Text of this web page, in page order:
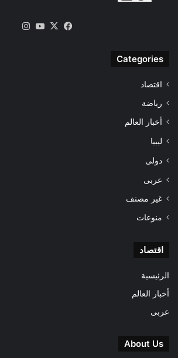
فيسبوك
‫X
‫YouTube
Categories
اقتصاد
رياضة
أخبار العالم
ليبيا
دولى
عربى
غير مصنف
منوعات
اقتصاد
الرئيسية
أخبار العالم
عربى
About Us